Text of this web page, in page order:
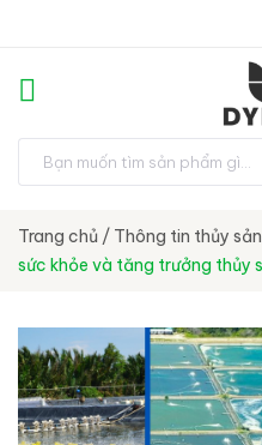
Trang chủ / Thông tin thủy sản
sức khỏe và tăng trưởng thủy